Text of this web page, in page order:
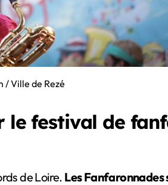
/ Ville de Rezé
festival de
de Loire. Les Fanfaronnades